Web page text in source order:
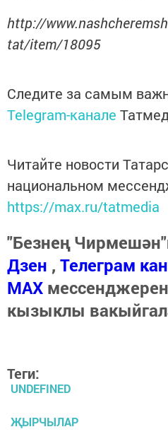
http://
tat/item/18095
Следите за самым
Telegram-канале
Читайте новости
национальном
https://max.ru/tatmedia
"Безнең
Дзен , Телеграм
МАХ
кызыклы
Теги:
UNDEFINED
ҖЫРЧЫЛАР